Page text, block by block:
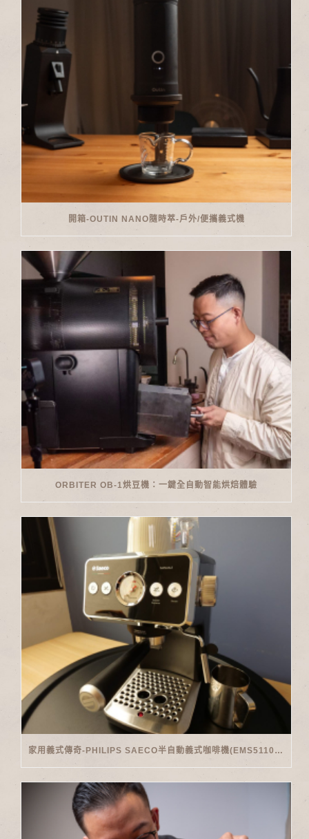
開箱-OUTIN NANO隨時萃-戶外/便攜義式機
ORBITER OB-1烘豆機：一鍵全自動智能烘焙體驗
家用義式傳奇-PHILIPS SAECO半自動義式咖啡機(EMS5110)開箱